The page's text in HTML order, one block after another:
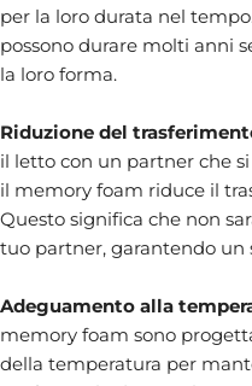
per la loro durata nel
possono durare molti anni
la loro forma.
Riduzione del
il letto con un partner che
il memory foam riduce il
Questo significa che non
tuo partner, garantendo un
Adeguamento alla
memory foam sono
della temperatura per